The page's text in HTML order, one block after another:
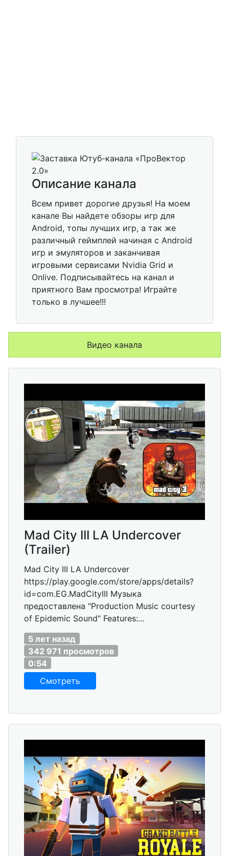
Описание канала
Всем привет дорогие друзья! На моем
канале Вы найдете обзоры игр для
Android, топы лучших игр, а так же
различный геймплей начиная с Android
игр и эмуляторов и заканчивая
игровыми сервисами Nvidia Grid и
Onlive. Подписывайтесь на канал и
приятного Вам просмотра! Играйте
только в лучшее!!!
Видео канала
Mad City III LA Undercover
(Trailer)
Mad City III LA Undercover
https://play.google.com/store/apps/details?
id=com.EG.MadCityIII Музыка
предоставлена "Production Music courtesy
of Epidemic Sound" Features:...
5 лет назад
342 971 просмотров
0:54
Смотреть